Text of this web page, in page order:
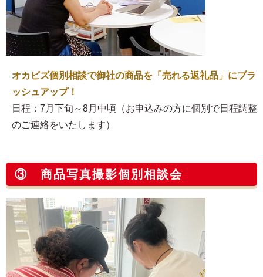
オカビズ個別相談で御社の商品を「売れる返礼品」にブラ
ッシュアップ！
日程：7月下旬～8月中頃（お申込みの方に個別で日程調整
のご連絡をいたします）
③ 商品写真撮影個別相談会